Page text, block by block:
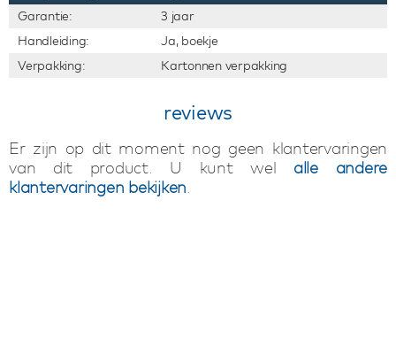
Garantie:
3 jaar
Handleiding:
Ja, boekje
Verpakking:
Kartonnen verpakking
reviews
Er zijn op dit moment nog geen klantervaringen
van dit product. U kunt wel alle andere
klantervaringen bekijken.